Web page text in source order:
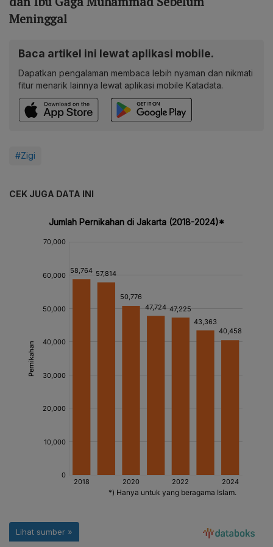
Meninggal
Baca artikel ini lewat aplikasi mobile.
Dapatkan pengalaman membaca lebih nyaman dan nikmati
fitur menarik lainnya lewat aplikasi mobile Katadata.
#Zigi
CEK JUGA DATA INI